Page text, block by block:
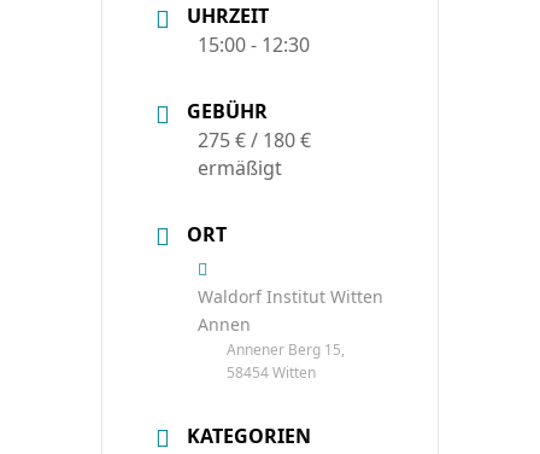
UHRZEIT
15:00 - 12:30
GEBÜHR
275 € / 180 €
ermäßigt
ORT
Waldorf Institut Witten
Annen
Annener Berg 15,
58454 Witten
KATEGORIEN